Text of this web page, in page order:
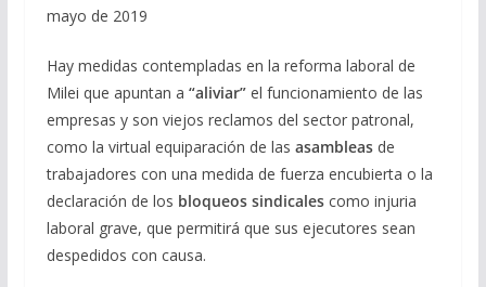
mayo de 2019
Hay medidas contempladas en la reforma laboral de
Milei que apuntan a “aliviar”el funcionamiento de las
empresas y son viejos reclamos del sector patronal,
como la virtual equiparación de las asambleas de
trabajadores con una medida de fuerza encubierta o la
declaración de los bloqueos sindicalescomo injuria
laboral grave, que permitirá que sus ejecutores sean
despedidos con causa.